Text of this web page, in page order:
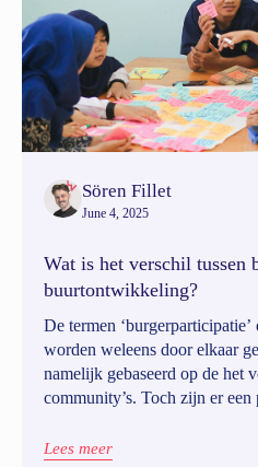
Sören Fillet
June 4, 2025
Wat is het verschil tussen
buurtontwikkeling?
De termen
worden weleens door elkaar
namelijk gebaseerd op de het
community’s. Toch zijn er
Lees meer